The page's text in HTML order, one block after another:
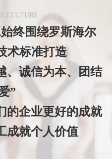
CULTURE
终围绕罗斯海尔
术标准打造
、诚信为本、团结
”
的企业更好的成就
成就个人价值